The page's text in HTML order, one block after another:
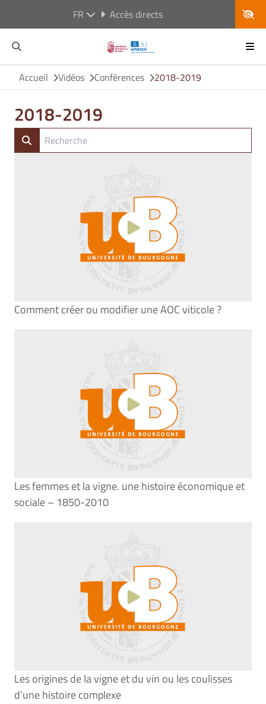
FR Accès directs
Accueil Vidéos Conférences 2018-2019
2018-2019
Comment créer ou modifier une AOC viticole ?
Les femmes et la vigne. une histoire économique et
sociale – 1850-2010
Les origines de la vigne et du vin ou les coulisses
d’une histoire complexe